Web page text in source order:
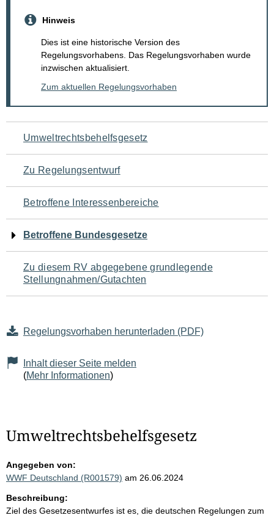
Hinweis
Dies ist eine historische Version des
Regelungsvorhabens. Das Regelungsvorhaben wurde
inzwischen aktualisiert.
Zum aktuellen Regelungsvorhaben
Navigation
für
den
Seiteninhalt
Umweltrechtsbehelfsgesetz
Zu Regelungsentwurf
Betroffene Interessenbereiche
Betroffene Bundesgesetze
Zu diesem RV abgegebene grundlegende
Stellungnahmen/Gutachten
Regelungsvorhaben herunterladen (PDF)
Inhalt dieser Seite melden
(Mehr Informationen)
Umweltrechtsbehelfsgesetz
Angegeben von:
WWF Deutschland (R001579) am 26.06.2024
Beschreibung:
Ziel des Gesetzesentwurfes ist es, die deutschen Regelungen zum